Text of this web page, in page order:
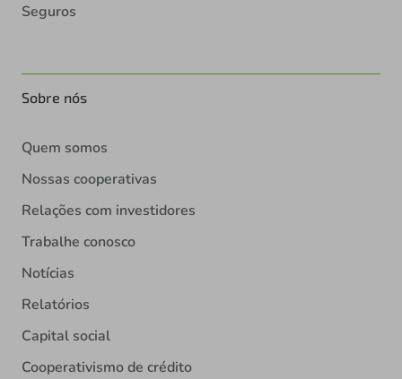
Seguros
Sobre nós
Quem somos
Nossas cooperativas
Relações com investidores
Trabalhe conosco
Notícias
Relatórios
Capital social
Cooperativismo de crédito